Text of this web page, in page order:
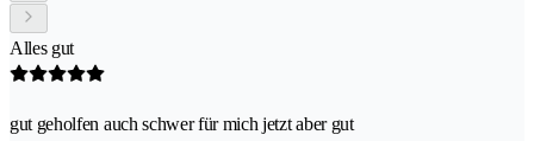
Alles gut
gut geholfen auch schwer für mich jetzt aber gut